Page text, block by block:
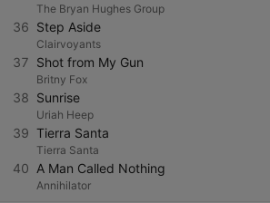
The Bryan Hughes Group
36 Step Aside
Clairvoyants
37 Shot from My Gun
Britny Fox
38 Sunrise
Uriah Heep
39 Tierra Santa
Tierra Santa
40 A Man Called Nothing
Annihilator